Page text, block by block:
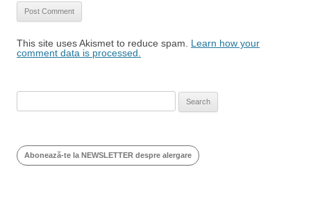
This site uses Akismet to reduce spam. Learn how your
comment data is processed.
Abonează-te la NEWSLETTER despre alergare